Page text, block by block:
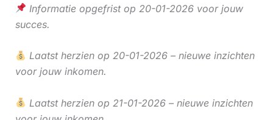
Informatie opgefrist op 20-01-2026 voor jouw
succes.
Laatst herzien op 20-01-2026 – nieuwe inzichten
voor jouw inkomen.
Laatst herzien op 21-01-2026 – nieuwe inzichten